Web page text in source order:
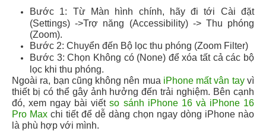
Bước 1: Từ Màn hình chính, hãy đi tới Cài đặt
(Settings) ->Trợ năng (Accessibility) -> Thu phóng
(Zoom).
Bước 2: Chuyển đến Bộ lọc thu phóng (Zoom Filter)
Bước 3: Chọn Không có (None) để xóa tất cả các bộ
lọc khi thu phóng.
Ngoài ra, bạn cũng không nên mua iPhone mất vân tayvì
thiết bị có thể gây ảnh hưởng đến trải nghiệm. Bên cạnh
đó, xem ngay bài viếtso sánh iPhone 16 và iPhone 16
Pro Max chi tiết để dễ dàng chọn ngay dòng iPhone nào
là phù hợp với mình.